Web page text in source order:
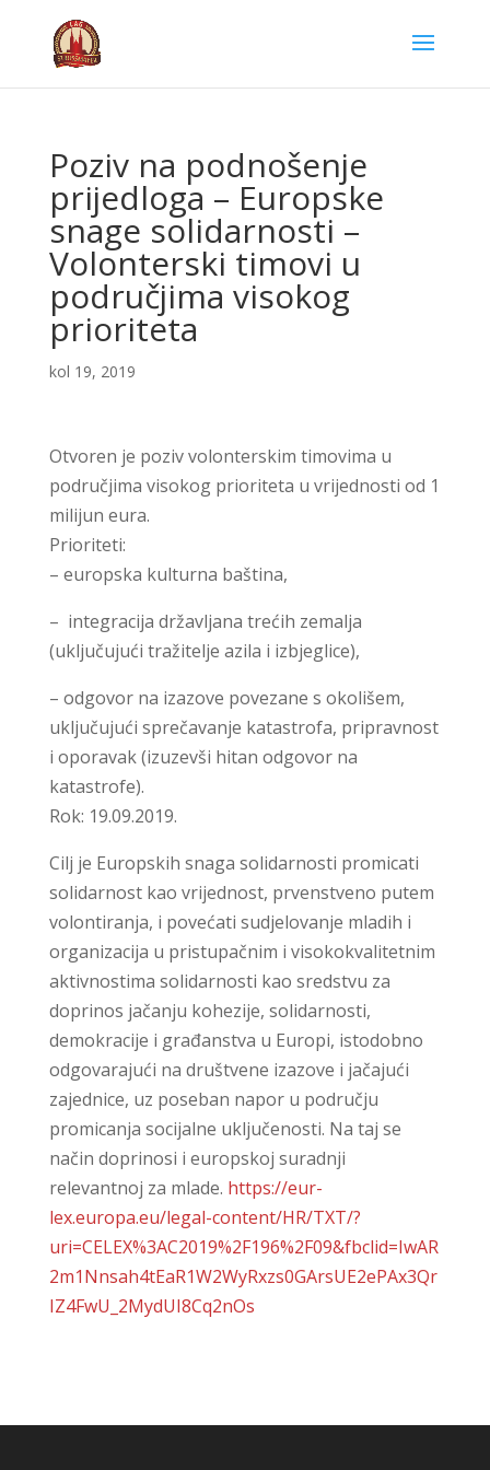
Poziv na podnošenje
prijedloga – Europske
snage solidarnosti –
Volonterski timovi u
područjima visokog
prioriteta
kol 19, 2019
Otvoren je poziv volonterskim timovima u
područjima visokog prioriteta u vrijednosti od 1
milijun eura.
Prioriteti:
– europska kulturna baština,
– integracija državljana trećih zemalja
(uključujući tražitelje azila i izbjeglice),
– odgovor na izazove povezane s okolišem,
uključujući sprečavanje katastrofa, pripravnost
i oporavak (izuzevši hitan odgovor na
katastrofe).
Rok: 19.09.2019.
Cilj je Europskih snaga solidarnosti promicati
solidarnost kao vrijednost, prvenstveno putem
volontiranja, i povećati sudjelovanje mladih i
organizacija u pristupačnim i visokokvalitetnim
aktivnostima solidarnosti kao sredstvu za
doprinos jačanju kohezije, solidarnosti,
demokracije i građanstva u Europi, istodobno
odgovarajući na društvene izazove i jačajući
zajednice, uz poseban napor u području
promicanja socijalne uključenosti. Na taj se
način doprinosi i europskoj suradnji
relevantnoj za mlade. https://eur-
lex.europa.eu/legal-content/HR/TXT/?
uri=CELEX%3AC2019%2F196%2F09&fbclid=IwAR
2m1Nnsah4tEaR1W2WyRxzs0GArsUE2ePAx3Qr
IZ4FwU_2MydUI8Cq2nOs